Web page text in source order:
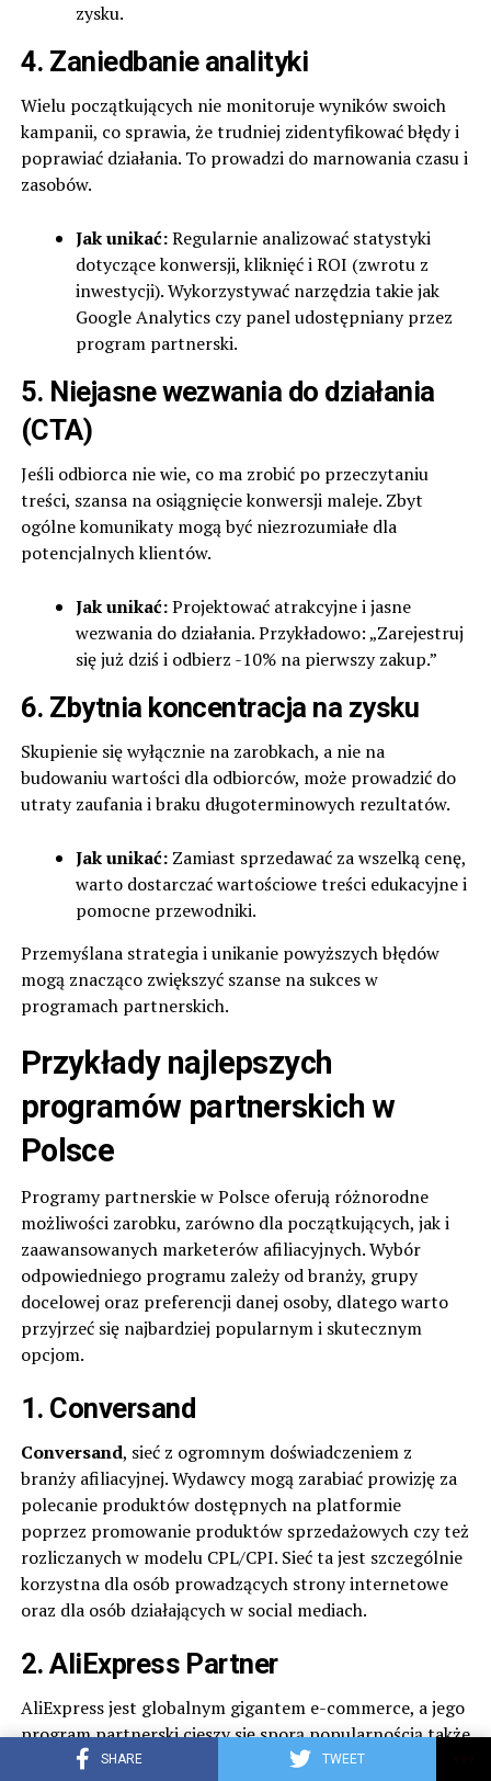
SHARE TWEET
zysku.
4. Zaniedbanie analityki
Wielu początkujących nie monitoruje wyników swoich
kampanii, co sprawia, że trudniej zidentyfikować błędy i
poprawiać działania. To prowadzi do marnowania czasu i
zasobów.
Jak unikać:Regularnie analizować statystyki
dotyczące konwersji, kliknięć i ROI (zwrotu z
inwestycji). Wykorzystywać narzędzia takie jak
Google Analytics czy panel udostępniany przez
program partnerski.
5. Niejasne wezwania do działania
(CTA)
Jeśli odbiorca nie wie, co ma zrobić po przeczytaniu
treści, szansa na osiągnięcie konwersji maleje. Zbyt
ogólne komunikaty mogą być niezrozumiałe dla
potencjalnych klientów.
Jak unikać:Projektować atrakcyjne i jasne
wezwania do działania. Przykładowo: „Zarejestruj
się już dziś i odbierz -10% na pierwszy zakup.”
6. Zbytnia koncentracja na zysku
Skupienie się wyłącznie na zarobkach, a nie na
budowaniu wartości dla odbiorców, może prowadzić do
utraty zaufania i braku długoterminowych rezultatów.
Jak unikać:Zamiast sprzedawać za wszelką cenę,
warto dostarczać wartościowe treści edukacyjne i
pomocne przewodniki.
Przemyślana strategia i unikanie powyższych błędów
mogą znacząco zwiększyć szanse na sukces w
programach partnerskich.
Przykłady najlepszych
programów partnerskich w
Polsce
Programy partnerskie w Polsce oferują różnorodne
możliwości zarobku, zarówno dla początkujących, jak i
zaawansowanych marketerów afiliacyjnych. Wybór
odpowiedniego programu zależy od branży, grupy
docelowej oraz preferencji danej osoby, dlatego warto
przyjrzeć się najbardziej popularnym i skutecznym
opcjom.
1. Conversand
Conversand, sieć z ogromnym doświadczeniem z
branży afiliacyjnej. Wydawcy mogą zarabiać prowizję za
polecanie produktów dostępnych na platformie
poprzez promowanie produktów sprzedażowych czy też
rozliczanych w modelu CPL/CPI. Sieć ta jest szczególnie
korzystna dla osób prowadzących strony internetowe
oraz dla osób działających w social mediach.
2.AliExpress Partner
AliExpress jest globalnym gigantem e-commerce, a jego
program partnerski cieszy się sporą popularnością także
w Polsce. Partnerzy otrzymują prowizję za każdą